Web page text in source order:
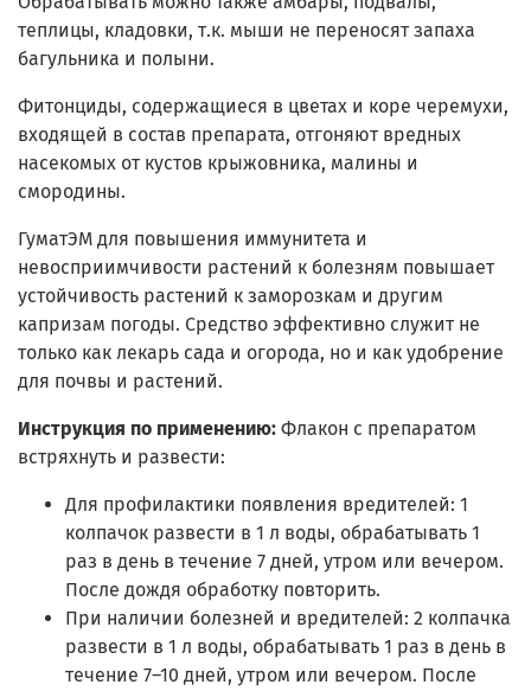
теплицы, кладовки, т.к. мыши не переносят запаха
багульника и полыни.
Фитонциды, содержащиеся в цветах и коре черемухи,
входящей в состав препарата, отгоняют вредных
насекомых от кустов крыжовника, малины и
смородины.
ГуматЭМ для повышения иммунитета и
невосприимчивости растений к болезням повышает
устойчивость растений к заморозкам и другим
капризам погоды. Средство эффективно служит не
только как лекарь сада и огорода, но и как удобрение
для почвы и растений.
Инструкция по применению: Флакон с препаратом
встряхнуть и развести:
Для профилактики появления вредителей: 1
колпачок развести в 1 л воды, обрабатывать 1
раз в день в течение 7 дней, утром или вечером.
После дождя обработку повторить.
При наличии болезней и вредителей: 2 колпачка
развести в 1 л воды, обрабатывать 1 раз в день в
течение 7–10 дней, утром или вечером. После